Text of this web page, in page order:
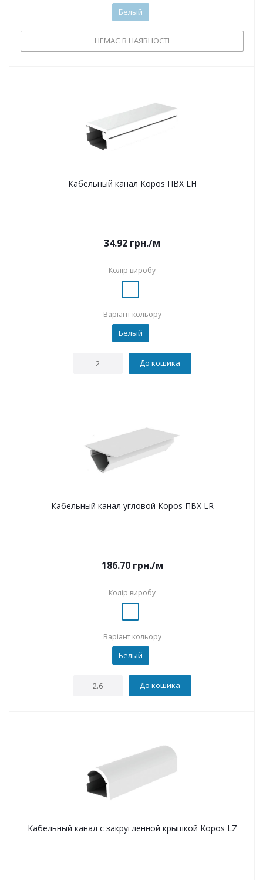
Белый
НЕМАЄ В НАЯВНОСТІ
Кабельный канал Kopos ПВХ LH
34.92 грн./м
Колір виробу
Варіант кольору
Белый
До кошика
Кабельный канал угловой Kopos ПВХ LR
186.70грн./м
Колір виробу
Варіант кольору
Белый
До кошика
Кабельный канал с закругленной крышкой Kopos LZ